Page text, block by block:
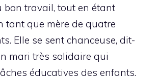
bon travail, tout en étant
tant que mère de quatre
Elle se sent chanceuse, dit-
mari très solidaire qui
éducatives des enfants.